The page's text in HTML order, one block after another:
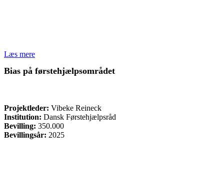
Læs mere
Bias på førstehjælpsområdet
Projektleder: Vibeke Reineck
Institution: Dansk Førstehjælpsråd
Bevilling: 350.000
Bevillingsår: 2025